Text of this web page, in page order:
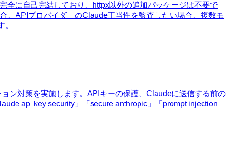
全に自己完結しており、httpx以外の追加パッケージは不要で
、APIプロバイダーのClaude正当性を監査したい場合、複数モ
ン対策を実施します。APIキーの保護、Claudeに送信する前の
api key security」「secure anthropic」「prompt injection